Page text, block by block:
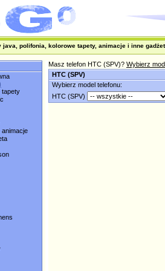
java, polifonia, kolorowe tapety, animacje i inne
tapety
animacje
Masz telefon HTC (SPV)? Wybierz
HTC (SPV)
Wybierz model telefonu:
HTC (SPV)